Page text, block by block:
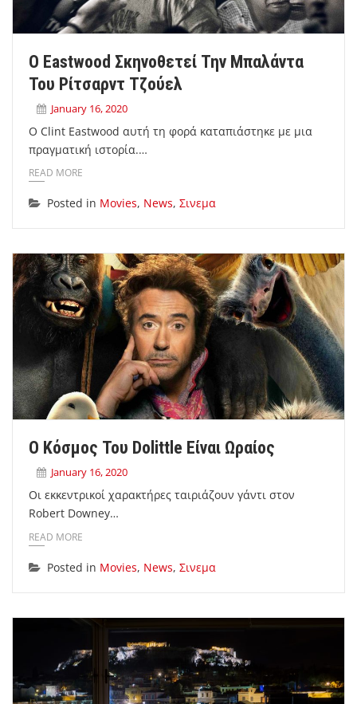
Ο Eastwood Σκηνοθετεί Την Μπαλάντα
Του Ρίτσαρντ Τζoύελ
January 16, 2020
Ο Clint Eastwood αυτή τη φορά καταπιάστηκε με μια
πραγματική ιστορία.…
READ MORE
Posted in Movies, News, Σινεμα
Ο Κόσμος Του Dolittle Είναι Ωραίος
January 16, 2020
Οι εκκεντρικοί χαρακτήρες ταιριάζουν γάντι στον
Robert Downey…
READ MORE
Posted in Movies, News, Σινεμα